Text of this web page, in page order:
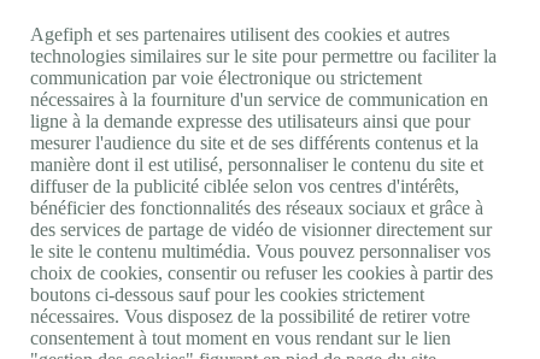
Nos autres sites
Site portail Agefiph
Activateur de progrès
Handinnov
Innovation et recherche
Université du RRH
Service AppuiPro
Nous suivre
Youtube
Linkedin
Facebook
Agefiph et ses partenaires utilisent des cookies et autres
technologies similaires sur le site pour permettre ou faciliter la
communication par voie électronique ou strictement
nécessaires à la fourniture d'un service de communication en
ligne à la demande expresse des utilisateurs ainsi que pour
mesurer l'audience du site et de ses différents contenus et la
manière dont il est utilisé, personnaliser le contenu du site et
diffuser de la publicité ciblée selon vos centres d'intérêts,
bénéficier des fonctionnalités des réseaux sociaux et grâce à
des services de partage de vidéo de visionner directement sur
le site le contenu multimédia. Vous pouvez personnaliser vos
choix de cookies, consentir ou refuser les cookies à partir des
boutons ci-dessous sauf pour les cookies strictement
nécessaires. Vous disposez de la possibilité de retirer votre
consentement à tout moment en vous rendant sur le lien